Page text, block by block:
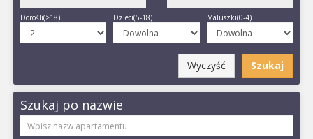
Dorośli(>18) Dzieci(5-18) Maluszki(0-4)
Szukaj
Wyczyść
Szukaj po nazwie